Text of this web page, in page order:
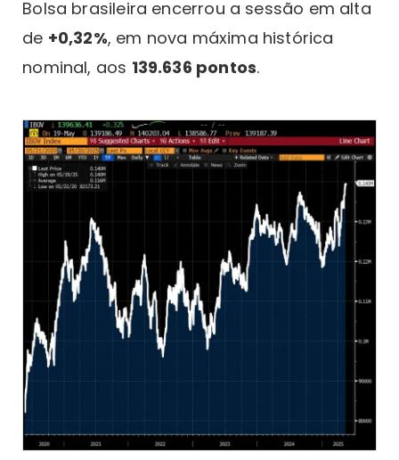
Bolsa brasileira encerrou a sessão em alta
de +0,32%, em nova máxima histórica
nominal, aos 139.636 pontos.